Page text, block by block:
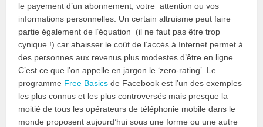
le payement d’un abonnement, votre attention ou vos
informations personnelles. Un certain altruisme peut faire
partie également de l’équation (il ne faut pas être trop
cynique !) car abaisser le coût de l’accès à Internet permet à
des personnes aux revenus plus modestes d’être en ligne.
C’est ce que l’on appelle en jargon le ‘zero-rating’. Le
programme Free Basics de Facebook est l’un des exemples
les plus connus et les plus controversés mais presque la
moitié de tous les opérateurs de téléphonie mobile dans le
monde proposent aujourd’hui sous une forme ou une autre